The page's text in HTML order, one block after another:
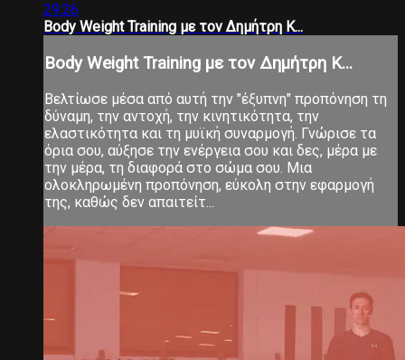
29:26
Body Weight Training με τον Δημήτρη Κ...
Body Weight Training με τον Δημήτρη Κ...
Βελτίωσε μέσα από αυτή την "έξυπνη" προπόνηση τη
δύναμη, την αντοχή, την κινητικότητα, την
ελαστικότητα και τη μυϊκή συναρμογή. Γνώρισε τα
όρια σου, αύξησε την ενέργεια σου και δες, μέρα με
την μέρα, τη διαφορά στο σώμα σου. Μια
ολοκληρωμένη προπόνηση, εύκολη στην εφαρμογή
της, καθώς δεν απαιτείτ...